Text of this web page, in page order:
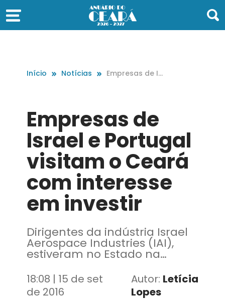
Início Notícias
Empresas de Is
e em investir
Empresas de
Israel e Portugal
visitam o Ceará
com interesse
em investir
Dirigentes da indústria Israel
Aerospace Industries (IAI),
estiveram no Estado na
setembro
18:08 | 15 de set
de 2016
Autor: Letícia
Lopes